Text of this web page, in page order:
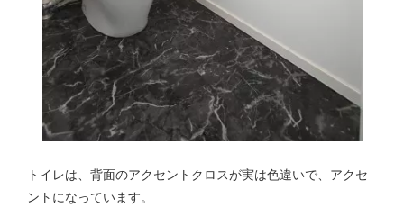
トイレは、背面のアクセントクロスが実は色違いで、アクセ
ントになっています。